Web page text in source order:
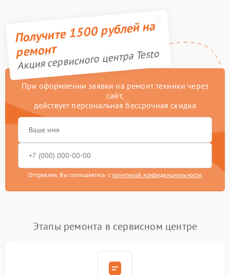
Получите 1500 рублей на
ремонт
Акция сервисного центра Testo
При оформлении заявки на ремонт техники через
сайт,
действует персональная бессрочная скидка
Отправляя, Вы соглашаетесь с политикой конфиденциальности
Этапы ремонта в сервисном центре